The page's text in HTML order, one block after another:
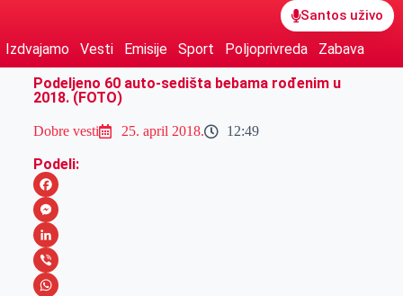
Santos uživo
Izdvajamo Vesti Emisije Sport Poljoprivreda
Zabava
Podeljeno 60 auto-sedišta bebama rođenim u
2018. (FOTO)
Dobre vesti 25. april 2018. 12:49
Podeli:
F
a
c
e
M
e
s
L
iV